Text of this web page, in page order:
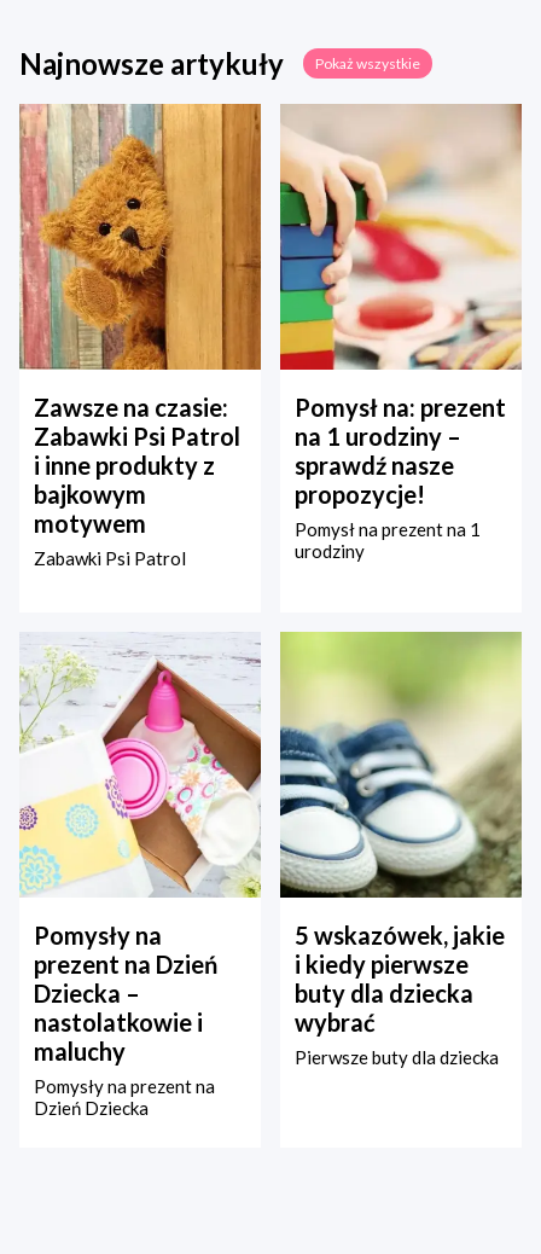
Najnowsze artykuły Pokaż wszystkie
Zawsze na czasie:
Zabawki Psi Patrol
i inne produkty z
bajkowym
motywem
Zabawki Psi Patrol
Pomysł na: prezent
na 1 urodziny –
sprawdź nasze
propozycje!
Pomysł na prezent na 1
urodziny
Pomysły na
prezent na Dzień
Dziecka –
nastolatkowie i
maluchy
Pomysły na prezent na
Dzień Dziecka
5 wskazówek, jakie
i kiedy pierwsze
buty dla dziecka
wybrać
Pierwsze buty dla dziecka